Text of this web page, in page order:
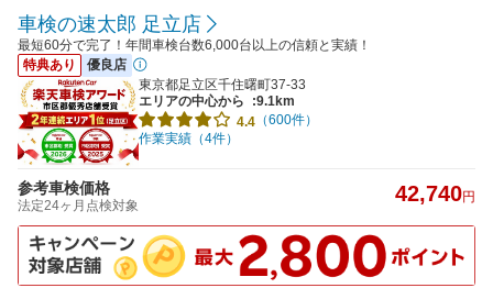
車検の速太郎 足立店
最短60分で完了！年間車検台数6,000台以上の信頼と実績！
特典あり
優良店
東京都足立区千住曙町37-33
エリアの中心から
:9.1km
4.4 （600件）
作業実績（4件）
参考車検価格
法定24ヶ月点検対象 42,740円